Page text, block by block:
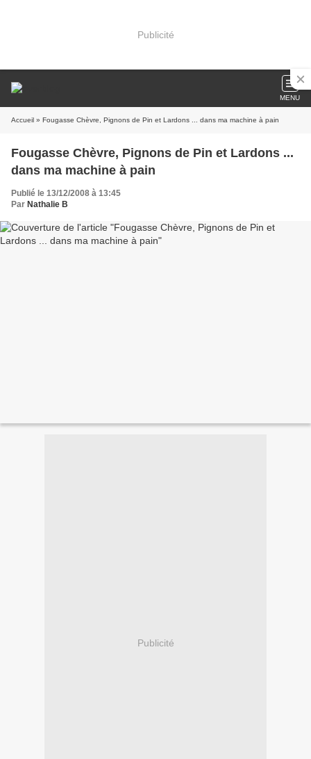
Publicité
MENU
Accueil » Fougasse Chèvre, Pignons de Pin et Lardons ... dans ma machine à pain
Fougasse Chèvre, Pignons de Pin et Lardons ...
dans ma machine à pain
Publié le 13/12/2008 à 13:45
Par Nathalie B
Publicité